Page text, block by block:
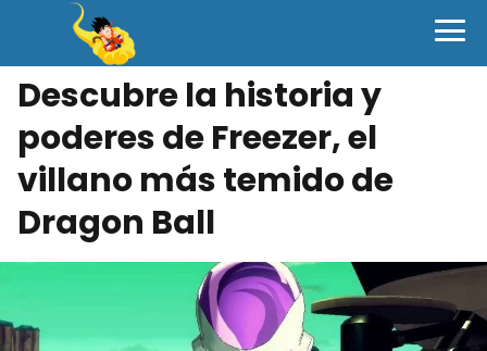
Descubre la historia y
poderes de Freezer, el
villano más temido de
Dragon Ball